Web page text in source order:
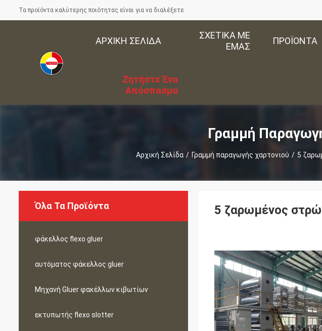
Τα προϊόντα καλύτερης ποιότητας είναι για να διαλέξετε
ΑΡΧΙΚΉ ΣΕΛΊΔΑ
ΣΧΕΤΙΚΆ ΜΕ
ΕΜΆΣ
ΠΡΟΪΌΝΤΑ
Ζητήστε Ένα
Απόσπασμα
Γραμμή
Αρχική Σελίδα / Γραμμή παραγωγής χαρτονιού / 5
Όλα Τα Προϊόντα
φάκελλος flexo gluer
αυτόματος φάκελλος gluer
Μηχανή Gluer φακέλλων κιβωτίων
εκτυπωτής flexo slotter
5 ζαρωμένος